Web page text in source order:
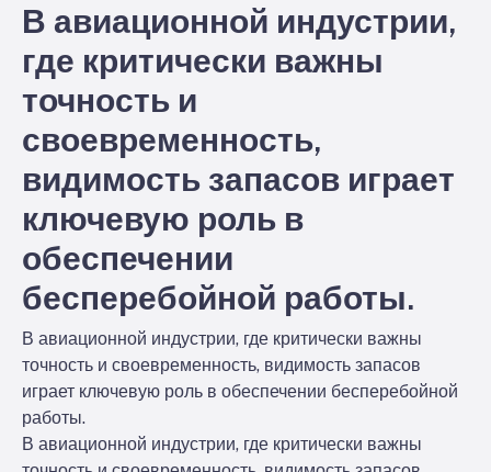
В авиационной индустрии,
где критически важны
точность и
своевременность,
видимость запасов играет
ключевую роль в
обеспечении
бесперебойной работы.
В авиационной индустрии, где критически важны
точность и своевременность, видимость запасов
играет ключевую роль в обеспечении бесперебойной
работы.
В авиационной индустрии, где критически важны